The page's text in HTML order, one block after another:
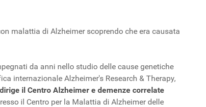
malattia di Alzheimer scoprendo che era causata
da anni nello studio delle cause genetiche
internazionale Alzheimer's Research & Therapy,
il Centro Alzheimer e demenze correlate
il Centro per la Malattia di Alzheimer delle